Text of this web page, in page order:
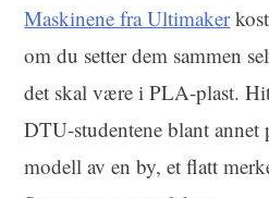
Maskinene fra Ultimaker
om du setter dem sammen
det skal være i PLA-plast.
DTU-studentene blant annet
modell av en by, et flatt